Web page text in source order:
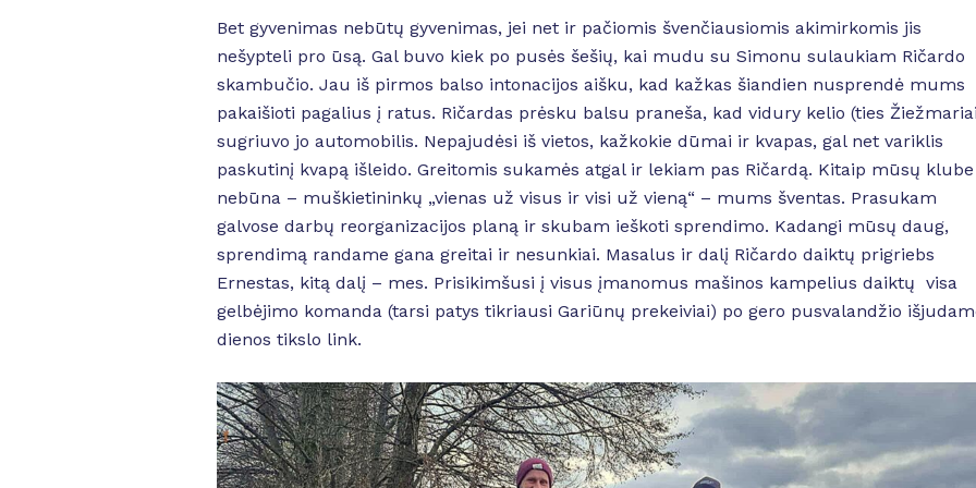
Bet gyvenimas nebūtų gyvenimas, jei net ir pačiomis švenčiausiomis akimirkomis jis
nešypteli pro ūsą. Gal buvo kiek po pusės šešių, kai mudu su Simonu sulaukiam Ričardo
skambučio. Jau iš pirmos balso intonacijos aišku, kad kažkas šiandien nusprendė mums
pakaišioti pagalius į ratus. Ričardas prėsku balsu praneša, kad vidury kelio (ties
sugriuvo jo automobilis. Nepajudėsi iš vietos, kažkokie dūmai ir kvapas, gal net variklis
paskutinį kvapą išleido. Greitomis sukamės atgal ir lekiam pas Ričardą. Kitaip mūsų klube
nebūna – muškietininkų „vienas už visus ir visi už vieną“ – mums šventas. Prasukam
galvose darbų reorganizacijos planą ir skubam ieškoti sprendimo. Kadangi mūsų daug,
sprendimą randame gana greitai ir nesunkiai. Masalus ir dalį Ričardo daiktų prigriebs
Ernestas, kitą dalį – mes. Prisikimšusi į visus įmanomus mašinos kampelius daiktų visa
gelbėjimo komanda (tarsi patys tikriausi Gariūnų prekeiviai) po gero pusvalandžio
dienos tikslo link.